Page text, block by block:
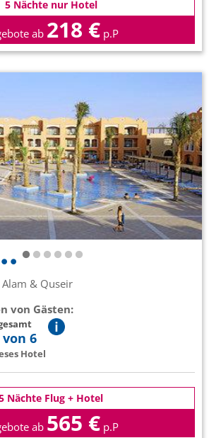
5 Nächte nur Hotel
ab 218 € p.P
& Quseir
von Gästen:
von 6
Hotel
Nächte Flug + Hotel
ab 565 € p.P